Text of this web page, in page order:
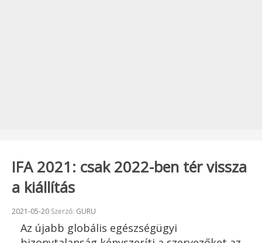
IFA 2021: csak 2022-ben tér vissza
a kiállítás
Beküldve:
2021-05-20 Szerző: GURU
Az újabb globális egészségügyi